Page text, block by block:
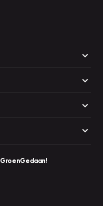
GroenGedaan!